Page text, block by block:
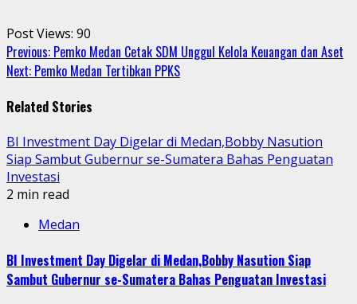
Post Views: 90
Continue
Reading
Previous: Pemko Medan Cetak SDM Unggul Kelola Keuangan dan Aset
Next: Pemko Medan Tertibkan PPKS
Related Stories
BI Investment Day Digelar di Medan,Bobby Nasution
Siap Sambut Gubernur se-Sumatera Bahas Penguatan
Investasi
2 min read
Medan
BI Investment Day Digelar di Medan,Bobby Nasution Siap
Sambut Gubernur se-Sumatera Bahas Penguatan Investasi